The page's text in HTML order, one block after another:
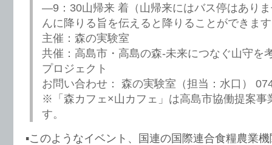
—9：30山帰来 着（山帰来にはバス停はあり
んに降りる旨を伝えると降りることができま
主催：森の実験室
共催：高島市・高島の森-未来につなぐ山守を
プロジェクト
お問い合わせ： 森の実験室（担当：水口）
※「森カフェ×山カフェ」は高島市協働提案事
す。
▪️このようなイベント、国連の国際連合食糧農業